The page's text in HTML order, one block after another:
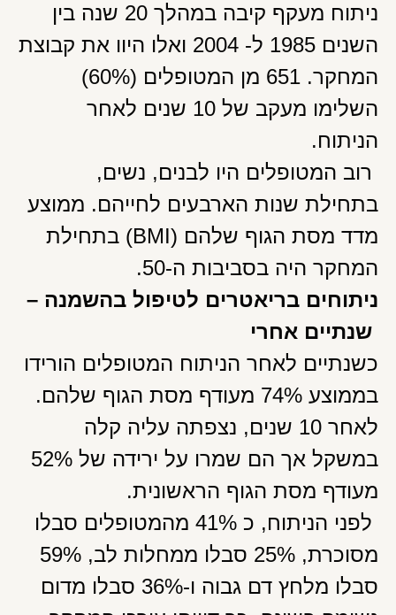
ניתוח מעקף קיבה במהלך 20 שנה בין
השנים 1985 ל- 2004 ואלו היוו את קבוצת
המחקר. 651 מן המטופלים (60%)
השלימו מעקב של 10 שנים לאחר
הניתוח.
רוב המטופלים היו לבנים, נשים,
בתחילת שנות הארבעים לחייהם. ממוצע
מדד מסת הגוף שלהם (BMI) בתחילת
המחקר היה בסביבות ה-50.
ניתוחים בריאטרים לטיפול בהשמנה –
שנתיים אחרי
כשנתיים לאחר הניתוח המטופלים הורידו
בממוצע 74% מעודף מסת הגוף שלהם.
לאחר 10 שנים, נצפתה עליה קלה
במשקל אך הם שמרו על ירידה של 52%
מעודף מסת הגוף הראשונית.
לפני הניתוח, כ 41% מהמטופלים סבלו
מסוכרת, 25% סבלו ממחלות לב, 59%
סבלו מלחץ דם גבוה ו-36% סבלו מדום